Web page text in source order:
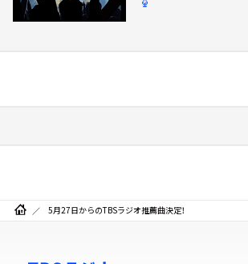
5月27日からのTBSラジオ推薦曲決定！